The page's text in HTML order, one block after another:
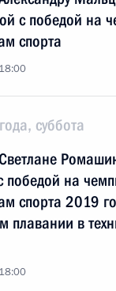
с победой на
спорта
суббота
победой на
спорта 2019
плавании в